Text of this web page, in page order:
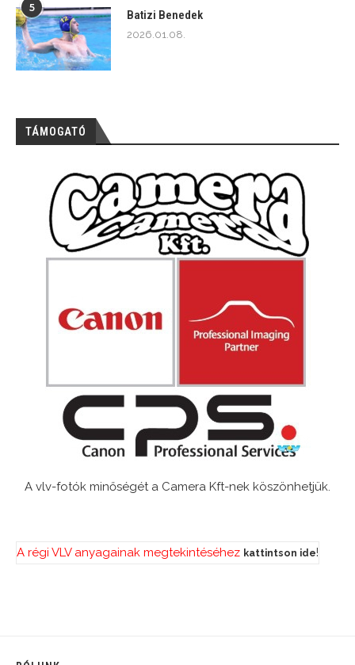
5
Batizi Benedek
2026.01.08.
TÁMOGATÓ
A vlv-fotók minőségét a Camera Kft-nek köszönhetjük.
A régi VLV anyagainak megtekintéséhez kattintson ide!